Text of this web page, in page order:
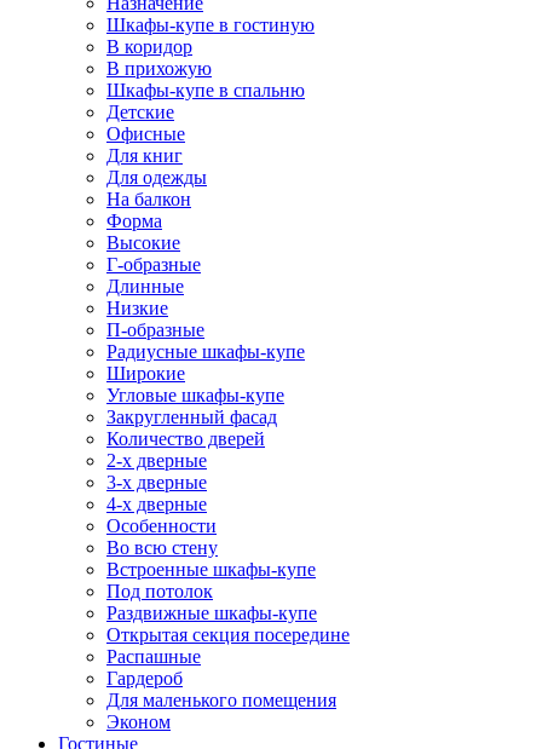
Шкафы-купе в гостиную
В коридор
В прихожую
Шкафы-купе в спальню
Детские
Офисные
Для книг
Для одежды
На балкон
Форма
Высокие
Г-образные
Длинные
Низкие
П-образные
Радиусные шкафы-купе
Широкие
Угловые шкафы-купе
Закругленный фасад
Количество дверей
2-х дверные
3-х дверные
4-х дверные
Особенности
Во всю стену
Встроенные шкафы-купе
Под потолок
Раздвижные шкафы-купе
Открытая секция посередине
Распашные
Гардероб
Для маленького помещения
Эконом
Гостиные